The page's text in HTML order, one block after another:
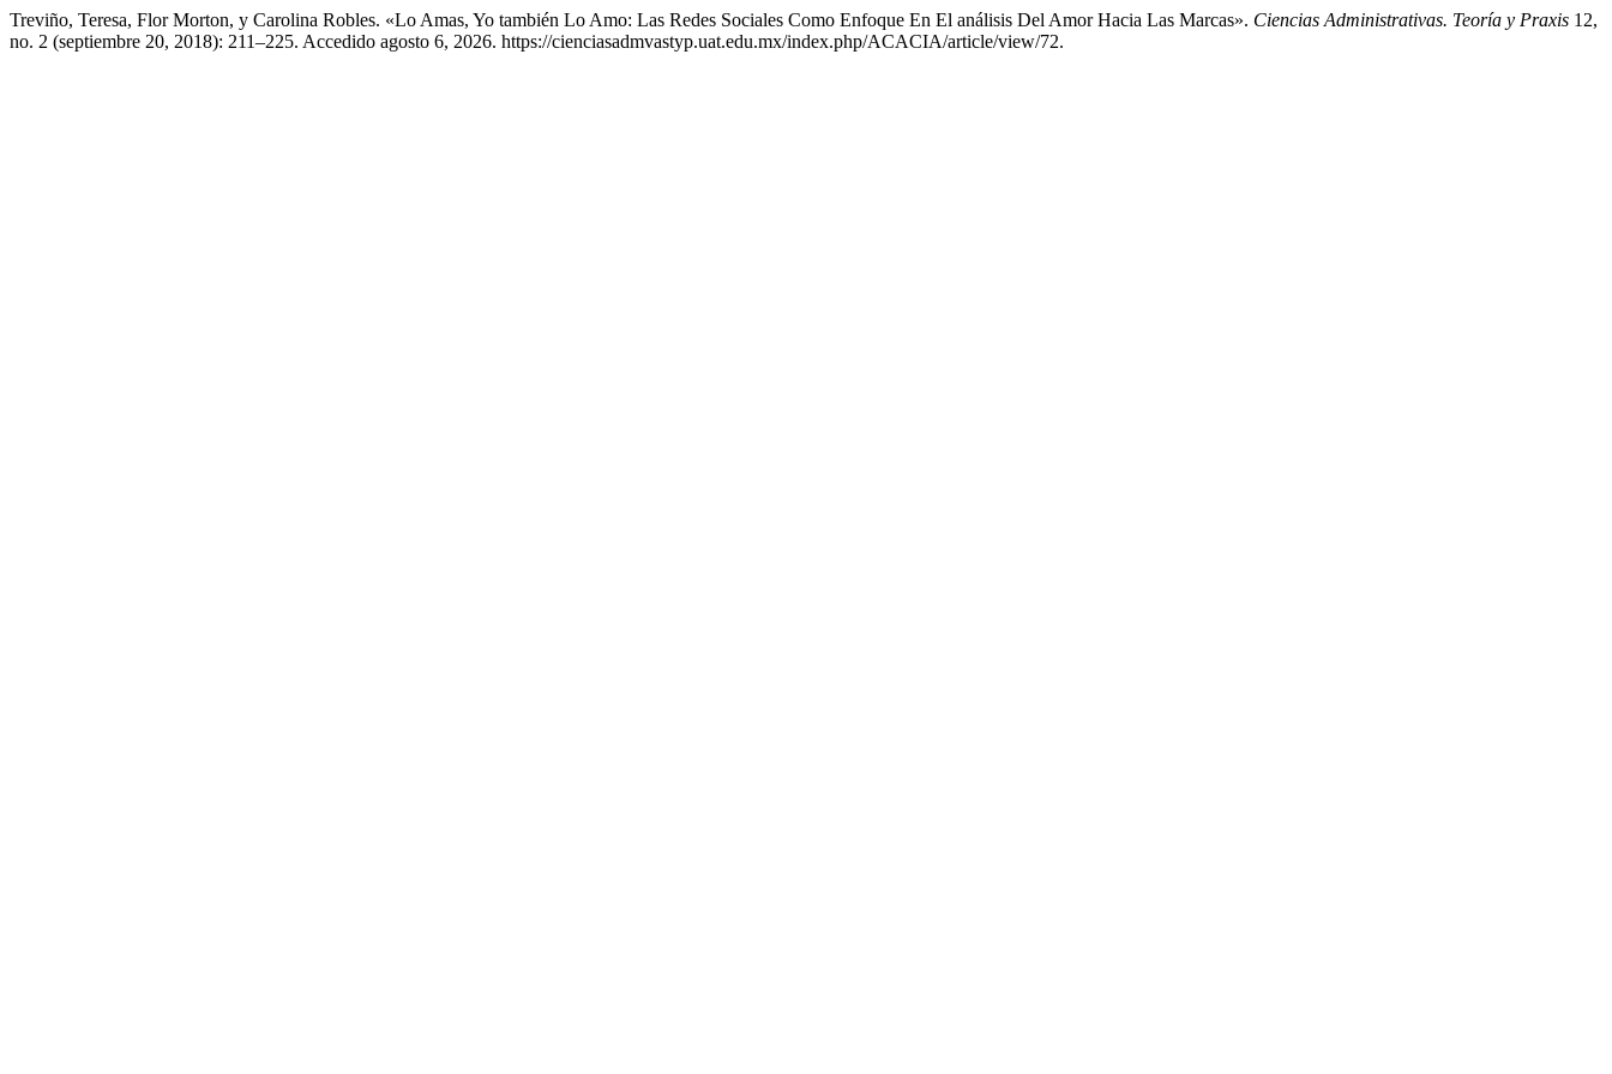
Treviño, Teresa, Flor Morton, y Carolina Robles. «Lo Amas, Yo también Lo Amo: Las Redes Sociales Como Enfoque En El análisis Del Amor Hacia Las Marcas». Ciencias Administrativas. Teoría y Praxis 12,
no. 2 (septiembre 20, 2018): 211–225. Accedido agosto 6, 2026. https://cienciasadmvastyp.uat.edu.mx/index.php/ACACIA/article/view/72.